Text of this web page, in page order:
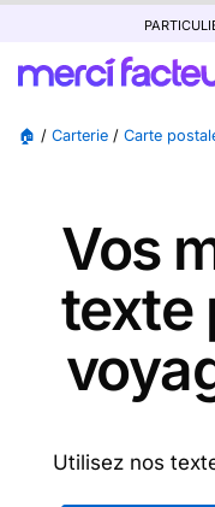
🏠 / Carterie / Carte
Vos
texte
Utilisez nos